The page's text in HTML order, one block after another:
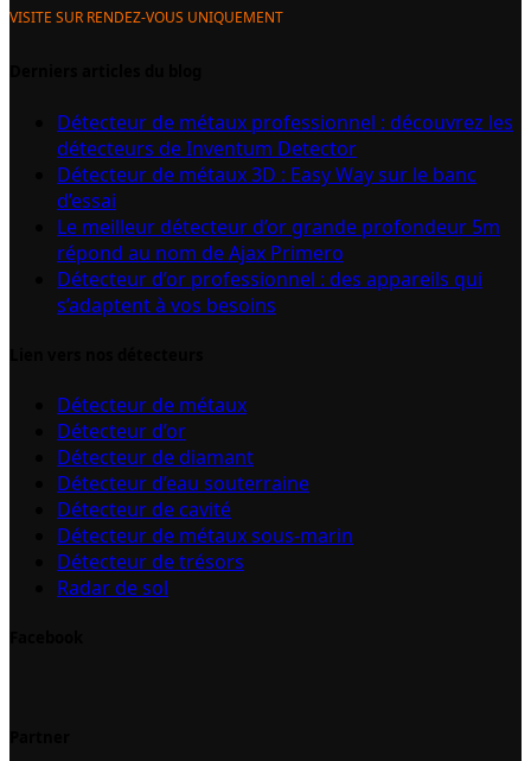
VISITE SUR RENDEZ-VOUS UNIQUEMENT
Détecteur de métaux professionnel : découvrez les
détecteurs de Inventum Detector
Détecteur de métaux 3D : Easy Way sur le banc
d’essai
Le meilleur détecteur d’or grande profondeur 5m
répond au nom de Ajax Primero
Détecteur d’or professionnel : des appareils qui
s’adaptent à vos besoins
Détecteur de métaux
Détecteur d’or
Détecteur de diamant
Détecteur d’eau souterraine
Détecteur de cavité
Détecteur de métaux sous-marin
Détecteur de trésors
Radar de sol